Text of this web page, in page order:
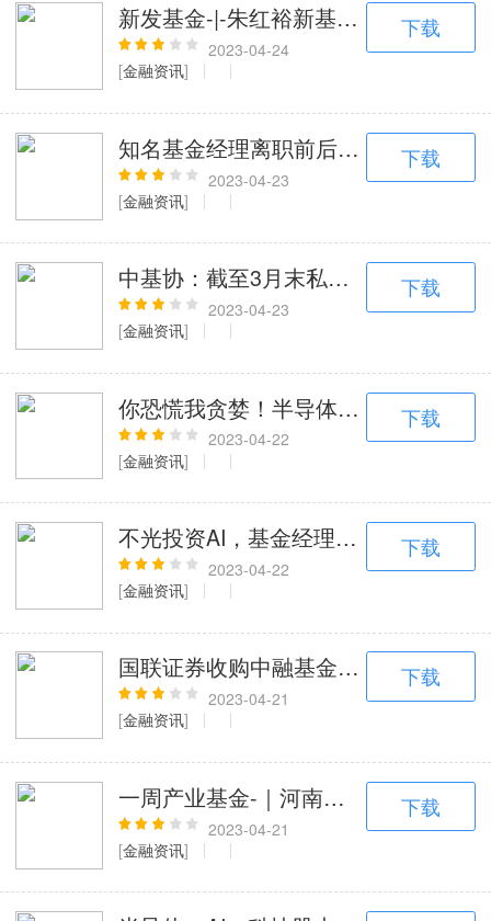
新发基金-|-朱红裕新基金今日开卖
2023-04-24
[金融资讯]
下载
知名基金经理离职前后：多只基金大
2023-04-23
[金融资讯]
下载
中基协：截至3月末私募基金管理规模
2023-04-23
[金融资讯]
下载
你恐慌我贪婪！半导体急跌后资金火
2023-04-22
[金融资讯]
下载
不光投资AI，基金经理开始用AI写一
2023-04-22
[金融资讯]
下载
国联证券收购中融基金75.5%股权获批
2023-04-21
[金融资讯]
下载
一周产业基金-｜河南设立百亿水利
2023-04-21
[金融资讯]
下载